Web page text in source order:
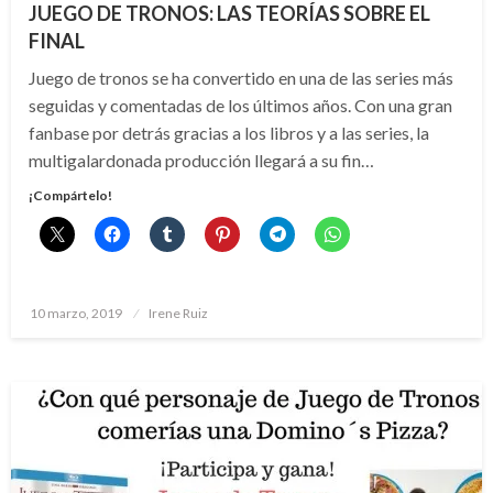
JUEGO DE TRONOS: LAS TEORÍAS SOBRE EL
FINAL
Juego de tronos se ha convertido en una de las series más
seguidas y comentadas de los últimos años. Con una gran
fanbase por detrás gracias a los libros y a las series, la
multigalardonada producción llegará a su fin…
¡Compártelo!
Publicado
10 marzo, 2019 Irene Ruiz